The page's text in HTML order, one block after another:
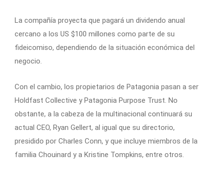
La compañía proyecta que pagará un dividendo anual
cercano a los US $100 millones como parte de su
fideicomiso, dependiendo de la situación económica del
negocio.
Con el cambio, los propietarios de Patagonia pasan a ser
Holdfast Collective y Patagonia Purpose Trust. No
obstante, a la cabeza de la multinacional continuará su
actual CEO, Ryan Gellert, al igual que su directorio,
presidido por Charles Conn, y que incluye miembros de la
familia Chouinard y a Kristine Tompkins, entre otros.